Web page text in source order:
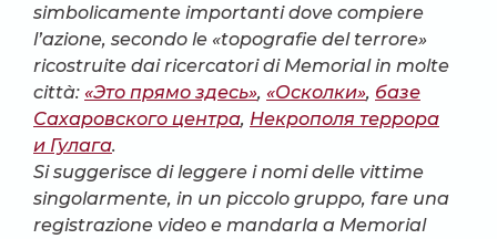
simbolicamente importanti dove compiere
l’azione, secondo le «topografie del terrore»
ricostruite dai ricercatori di Memorial in molte
città: «Это прямо здесь», «Осколки», базе
Сахаровского центра, Некрополя террора
и Гулага.
Si suggerisce di leggere i nomi delle vittime
singolarmente, in un piccolo gruppo, fare una
registrazione video e mandarla a Memorial